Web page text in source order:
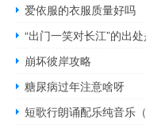
爱依服的衣服质量好吗
“出门一笑对长江”的出
崩坏彼岸攻略
糖尿病过年注意啥呀
短歌行朗诵配乐纯音乐